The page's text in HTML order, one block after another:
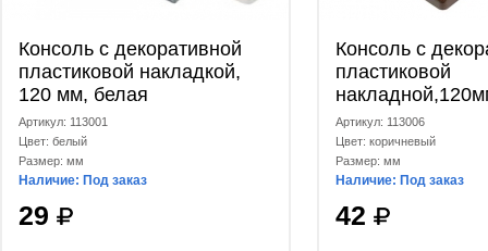
Консоль с декоративной
пластиковой накладкой,
120 мм, белая
Артикул: 113001
Цвет: белый
Размер: мм
Наличие: Под заказ
29
Консоль с
пластиковой
коричневая
Артикул: 113006
Цвет: коричневый
Размер: мм
Наличие: Под заказ
42